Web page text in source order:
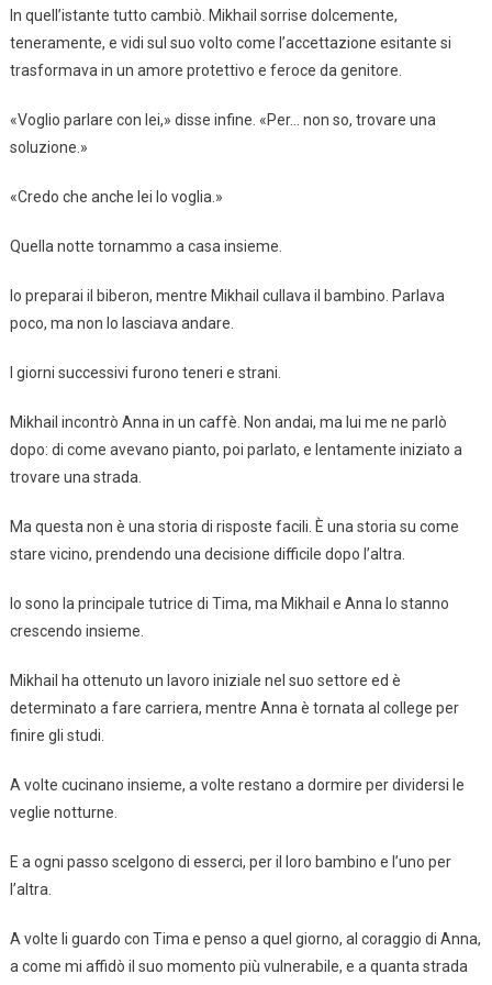
In quell’istante tutto cambiò. Mikhail sorrise dolcemente,
teneramente, e vidi sul suo volto come l’accettazione esitante si
trasformava in un amore protettivo e feroce da genitore.
«Voglio parlare con lei,» disse infine. «Per… non so, trovare una
soluzione.»
«Credo che anche lei lo voglia.»
Quella notte tornammo a casa insieme.
Io preparai il biberon, mentre Mikhail cullava il bambino. Parlava
poco, ma non lo lasciava andare.
I giorni successivi furono teneri e strani.
Mikhail incontrò Anna in un caffè. Non andai, ma lui me ne parlò
dopo: di come avevano pianto, poi parlato, e lentamente iniziato a
trovare una strada.
Ma questa non è una storia di risposte facili. È una storia su come
stare vicino, prendendo una decisione difficile dopo l’altra.
Io sono la principale tutrice di Tima, ma Mikhail e Anna lo stanno
crescendo insieme.
Mikhail ha ottenuto un lavoro iniziale nel suo settore ed è
determinato a fare carriera, mentre Anna è tornata al college per
finire gli studi.
A volte cucinano insieme, a volte restano a dormire per dividersi le
veglie notturne.
E a ogni passo scelgono di esserci, per il loro bambino e l’uno per
l’altra.
A volte li guardo con Tima e penso a quel giorno, al coraggio di Anna,
a come mi affidò il suo momento più vulnerabile, e a quanta strada